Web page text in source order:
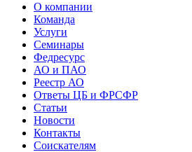
О компании
Команда
Услуги
Семинары
Федресурс
АО и ПАО
Реестр АО
Ответы ЦБ и ФРСФР
Статьи
Новости
Контакты
Соискателям